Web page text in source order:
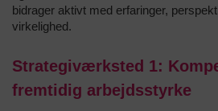
bidrager aktivt med erfaringer,
virkelighed.
Strategiværksted 1:
fremtidig arbejdsstyrke